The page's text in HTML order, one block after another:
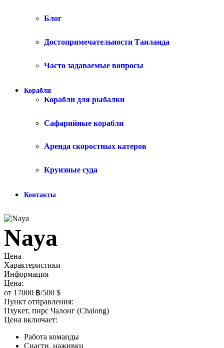
Блог
Достопримечательности Таиланда
Часто задаваемые вопросы
Корабли
Корабли для рыбалки
Сафарийные корабли
Аренда скоростных катеров
Круизные суда
Контакты
Naya
Цена
Характеристики
Информация
Цена:
от 17000 ฿/500 $
Пункт отправления:
Пхукет, пирс Чалонг (Chalong)
Цена включает:
Работа команды
Снасти, наживки